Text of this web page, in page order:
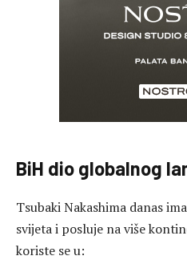
BiH dio globalnog
Tsubaki Nakashima danas
svijeta i posluje na više
koriste se u: